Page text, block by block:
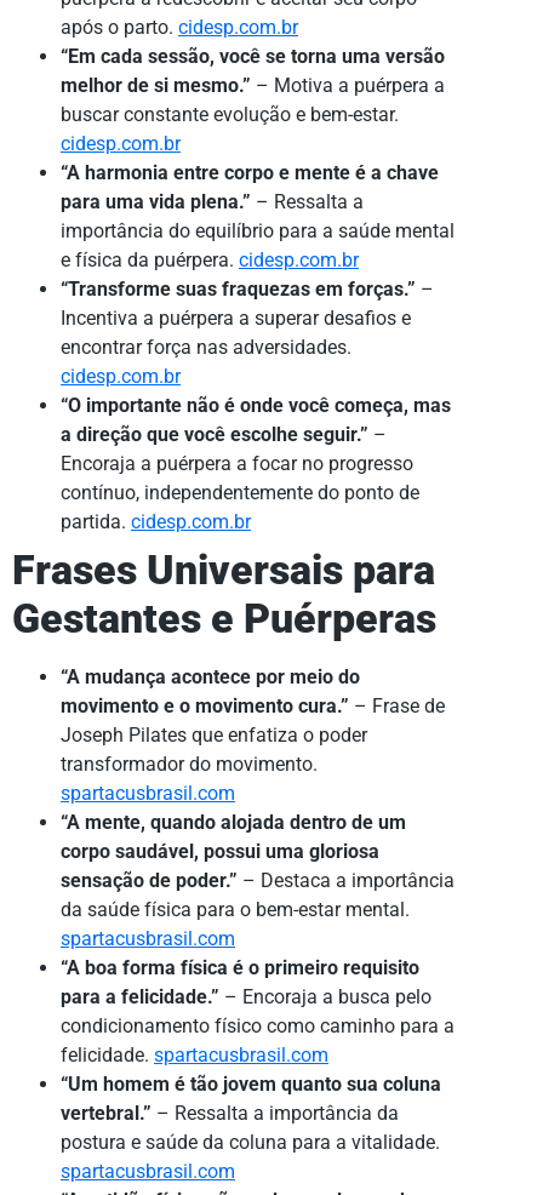
após o parto. cidesp.com.br
“Em cada sessão, você se torna uma versão
melhor de si mesmo.” – Motiva a puérpera a
buscar constante evolução e bem-estar.
cidesp.com.br
“A harmonia entre corpo e mente é a chave
para uma vida plena.” – Ressalta a
importância do equilíbrio para a saúde mental
e física da puérpera. cidesp.com.br
“Transforme suas fraquezas em forças.” –
Incentiva a puérpera a superar desafios e
encontrar força nas adversidades.
cidesp.com.br
“O importante não é onde você começa, mas
a direção que você escolhe seguir.” –
Encoraja a puérpera a focar no progresso
contínuo, independentemente do ponto de
partida. cidesp.com.br
Frases Universais para
Gestantes e Puérperas
“A mudança acontece por meio do
movimento e o movimento cura.” – Frase de
Joseph Pilates que enfatiza o poder
transformador do movimento.
spartacusbrasil.com
“A mente, quando alojada dentro de um
corpo saudável, possui uma gloriosa
sensação de poder.” – Destaca a importância
da saúde física para o bem-estar mental.
spartacusbrasil.com
“A boa forma física é o primeiro requisito
para a felicidade.” – Encoraja a busca pelo
condicionamento físico como caminho para a
felicidade. spartacusbrasil.com
“Um homem é tão jovem quanto sua coluna
vertebral.” – Ressalta a importância da
postura e saúde da coluna para a vitalidade.
spartacusbrasil.com